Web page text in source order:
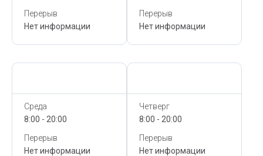
Перерыв
Нет информации
Перерыв
Нет информации
Среда
8:00 - 20:00
Перерыв
Нет информации
Четверг
8:00 - 20:00
Перерыв
Нет информации